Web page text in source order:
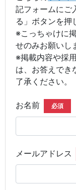
記フォームにご
る」ボタンを押
※こっちゃけに
せのみお願いし
※掲載内容や採
は、お答えでき
了承ください。
お名前 必須
メールアドレス